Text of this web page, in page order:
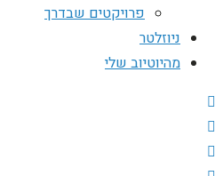
פרויקטים שבדרך
ניוזלטר
מהיוטיוב שלי